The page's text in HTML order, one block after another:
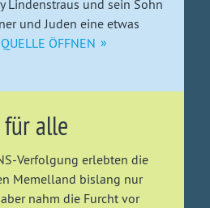
Lindenstraus und sein Sohn
und Juden eine etwas
QUELLE ÖFFNEN
alle
Verfolgung erlebten die
Memelland bislang nur
nahm die Furcht vor